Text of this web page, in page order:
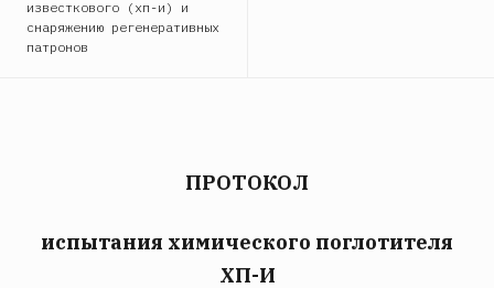
известкового (хп-и) и
снаряжению регенеративных
патронов
ПРОТОКОЛ
испытания химического поглотителя
ХП-И